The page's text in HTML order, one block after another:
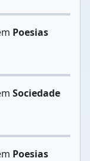
Poesias
Sociedade
Poesias